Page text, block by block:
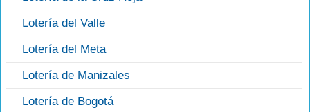
Lotería del Valle
Lotería del Meta
Lotería de Manizales
Lotería de Bogotá